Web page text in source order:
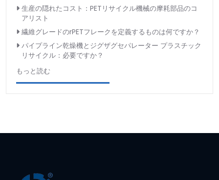
生産の隠れたコスト：PETリサイクル機械の摩耗部品のコ
アリスト
繊維グレードのrPETフレークを定義するものは何ですか？
パイプライン乾燥機とジグザグセパレーター プラスチック
リサイクル：必要ですか？
もっと読む